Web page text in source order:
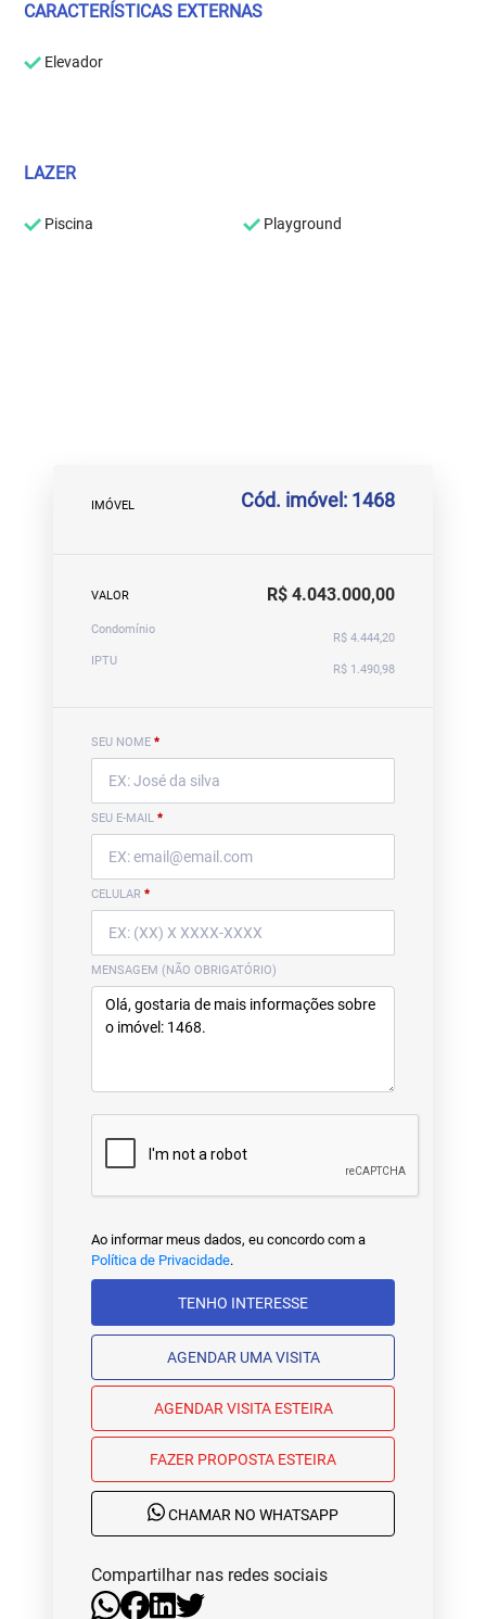
CARACTERÍSTICAS EXTERNAS
Elevador
LAZER
Piscina Playground
IMÓVEL Cód. imóvel: 1468
VALOR R$ 4.043.000,00
Condomínio
R$ 4.444,20
IPTU
R$ 1.490,98
SEU NOME *
SEU E-MAIL *
CELULAR *
MENSAGEM (NÃO OBRIGATÓRIO)
Ao informar meus dados, eu concordo com a
Política de Privacidade.
TENHO INTERESSE
AGENDAR UMA VISITA
AGENDAR VISITA ESTEIRA
FAZER PROPOSTA ESTEIRA
CHAMAR NO WHATSAPP
Compartilhar nas redes sociais